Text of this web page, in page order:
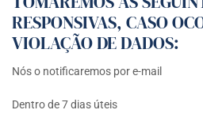
RESPONSIVAS, CASO
VIOLAÇÃO DE DADOS:
Nós o notificaremos por e-mail
Dentro de 7 dias úteis